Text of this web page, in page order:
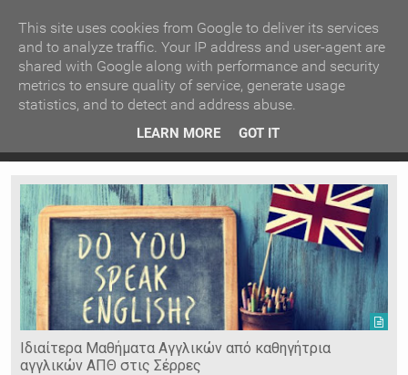
Ιερόσυλοι έκλεψαν τάματα από Ιερό Ναό στις Σέρρες
Ιδιαίτερα Μαθήματα Αγγλικών από καθηγήτρια
αγγλικών ΑΠΘ στις Σέρρες
ΚΕΝΤΡΙΚΗ ΑΝΑ ΚΑΤΗΓΟΡΙΑ
ΕΙΔΗΣΕΙΣ ΑΝΑ ΠΕΡΙΟΧΗ
ΠΡΟΣΦΑΤΑ ΝΕΑ
Ν. ΣΕΡΡΩΝ Η ΓΗ ΜΑΣ
ΤΥΧΑΙΕΣ ΑΝΑΡΤΗΣΕΙΣ/ΑΡΘΡΑ
Serres Racing Circuit
Panserraikos FC
Ikaroi B.C.
This site uses cookies from Google to deliver its services
and to analyze traffic. Your IP address and user-agent are
shared with Google along with performance and security
metrics to ensure quality of service, generate usage
statistics, and to detect and address abuse.
LEARN MORE GOT IT